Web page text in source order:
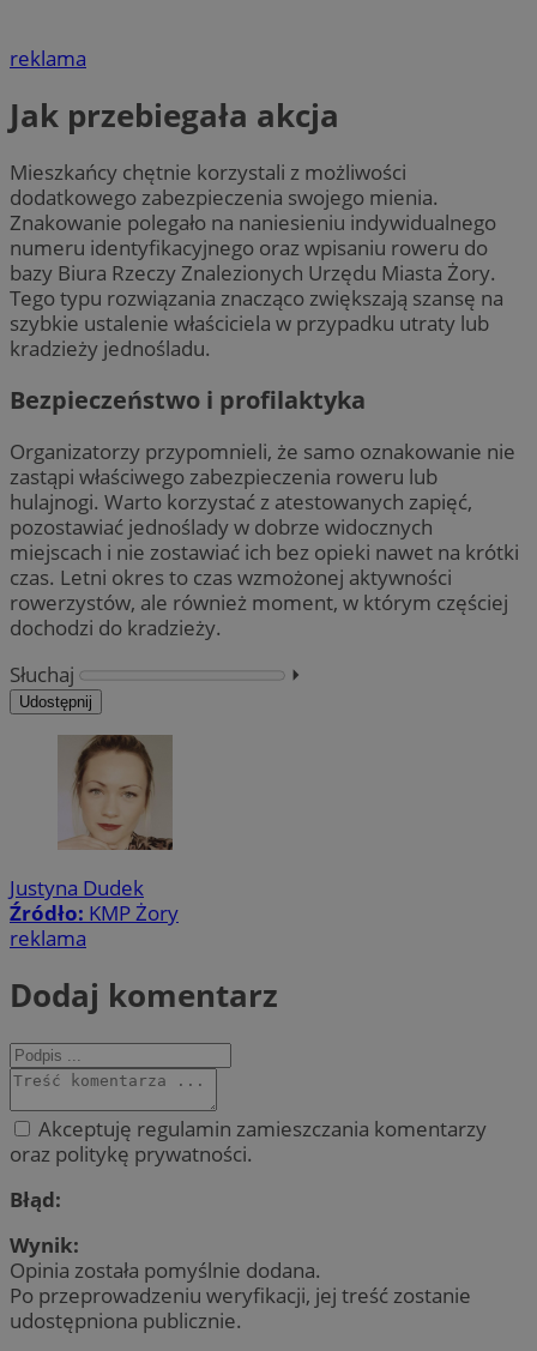
reklama
Jak przebiegała akcja
Mieszkańcy chętnie korzystali z możliwości
dodatkowego zabezpieczenia swojego mienia.
Znakowanie polegało na naniesieniu indywidualnego
numeru identyfikacyjnego oraz wpisaniu roweru do
bazy Biura Rzeczy Znalezionych Urzędu Miasta Żory.
Tego typu rozwiązania znacząco zwiększają szansę na
szybkie ustalenie właściciela w przypadku utraty lub
kradzieży jednośladu.
Bezpieczeństwo i profilaktyka
Organizatorzy przypomnieli, że samo oznakowanie nie
zastąpi właściwego zabezpieczenia roweru lub
hulajnogi. Warto korzystać z atestowanych zapięć,
pozostawiać jednoślady w dobrze widocznych
miejscach i nie zostawiać ich bez opieki nawet na krótki
czas. Letni okres to czas wzmożonej aktywności
rowerzystów, ale również moment, w którym częściej
dochodzi do kradzieży.
Słuchaj
⏵︎
Udostępnij
Justyna Dudek
Źródło: KMP Żory
reklama
Dodaj komentarz
Akceptuję regulamin zamieszczania komentarzy
oraz politykę prywatności.
Błąd:
Wynik:
Opinia została pomyślnie dodana.
Po przeprowadzeniu weryfikacji, jej treść zostanie
udostępniona publicznie.